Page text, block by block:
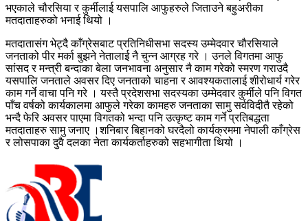
भएकाले चौरसिया र कुर्मीलाई यसपालि आफुहरुले जिताउने बहुअरीका
मतदाताहरुको भनाई थियो ।
मतदातासंग भेट्दै काँग्रेसबाट प्रतिनिधीसभा सदस्य उम्मेदवार चौरसियाले
जनताको पीर मर्का बुझने नेतालाई नै चुन्न आग्रह गरे । उनले विगतमा आफु
सांसद र मन्त्री बन्दाका बेला जनभावना अनुसार नै काम गरेको स्मरण गराउदै
यसपालि जनताले अवसर दिए जनताको चाहना र आवश्यकतालाई शीरोधार्य गरेर
काम गर्ने वाचा पनि गरे । यस्तै प्रदेशसभा सदस्यका उम्मेदवार कुर्मीले पनि विगत
पाँच वर्षको कार्यकालमा आफुले गरेका कामहरु जनताका सामु सर्वविदीतै रहेको
भन्दै फेरि अवसर पाएमा विगतको भन्दा पनि उत्कृष्ट काम गर्ने प्रतिबद्धता
मतदाताहरु सामु जनाए ।शनिबार बिहानको घरदैलो कार्यक्रममा नेपाली काँग्रेस
र लोसपाका दुवै दलका नेता कार्यकर्ताहरुको सहभागीता थियो ।